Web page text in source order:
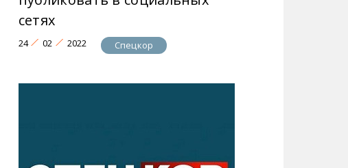
сетях
24 02 2022 Спецкор